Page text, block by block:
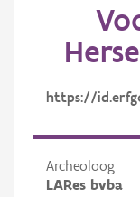
https://
Archeoloog
LARes bvba